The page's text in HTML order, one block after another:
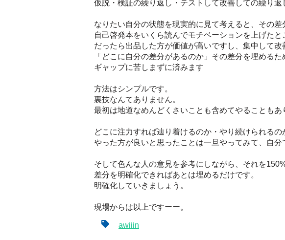
仮説・検証の繰り返し・テストして改善しての繰り返
なりたい自分の状態を現実的に見て考えると、その差
自己啓発本をいくら読んでモチベーションを上げたと
だったら出品した方が価値が高いですし、集中して
「どこに自分の差分があるのか」その差分を埋める
ギャップに苦しまずに済みます
方法はシンプルです。
裏技なんてありません。
最初は地道なめんどくさいことも含めてやることもあ
どこに注力すれば辿り着けるのか・やり続けられるの
やった方が良いと思ったことは一旦やってみて、自分
そして色んな人の意見を参考にしながら、それを
差分を明確化できればあとは埋めるだけです。
明確化していきましょう。
現場からは以上ですーー。
awiiin